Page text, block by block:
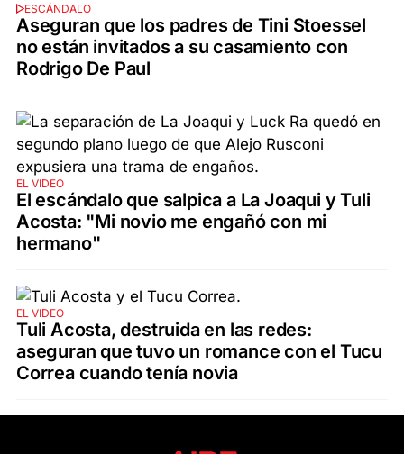
ESCÁNDALO
Aseguran que los padres de Tini Stoessel
no están invitados a su casamiento con
Rodrigo De Paul
EL VIDEO
El escándalo que salpica a La Joaqui y Tuli
Acosta: "Mi novio me engañó con mi
hermano"
EL VIDEO
Tuli Acosta, destruida en las redes:
aseguran que tuvo un romance con el Tucu
Correa cuando tenía novia